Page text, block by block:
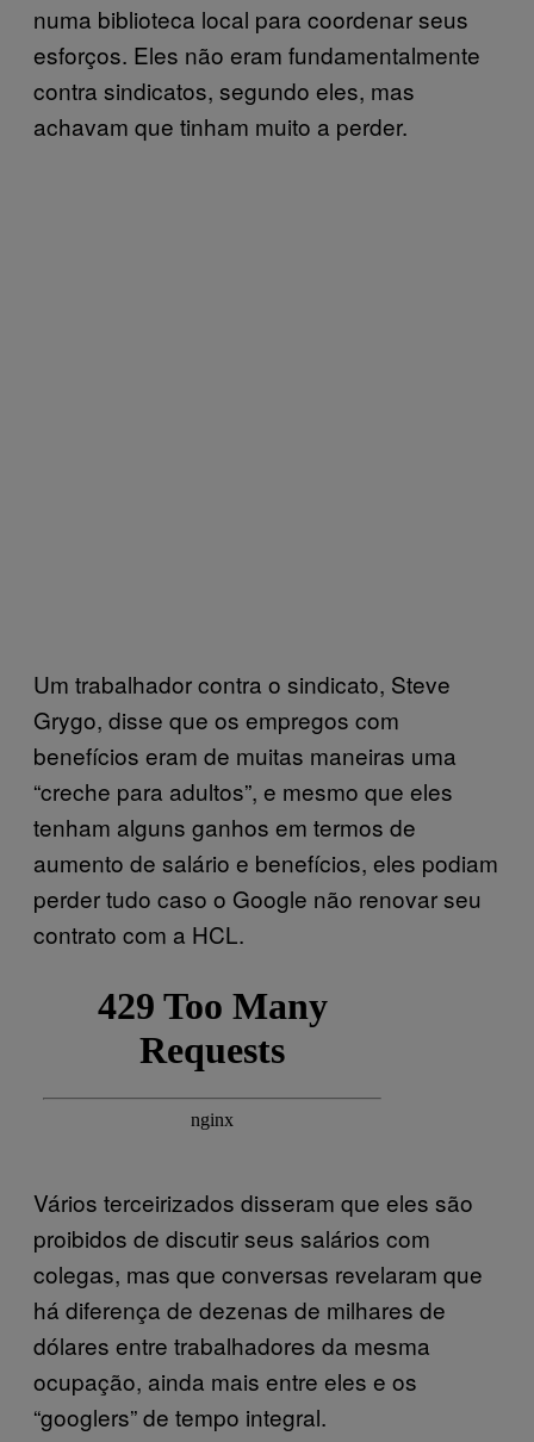
numa biblioteca local para coordenar seus
esforços. Eles não eram fundamentalmente
contra sindicatos, segundo eles, mas
achavam que tinham muito a perder.
Um trabalhador contra o sindicato, Steve
Grygo, disse que os empregos com
benefícios eram de muitas maneiras uma
“creche para adultos”, e mesmo que eles
tenham alguns ganhos em termos de
aumento de salário e benefícios, eles podiam
perder tudo caso o Google não renovar seu
contrato com a HCL.
Vários terceirizados disseram que eles são
proibidos de discutir seus salários com
colegas, mas que conversas revelaram que
há diferença de dezenas de milhares de
dólares entre trabalhadores da mesma
ocupação, ainda mais entre eles e os
“googlers” de tempo integral.